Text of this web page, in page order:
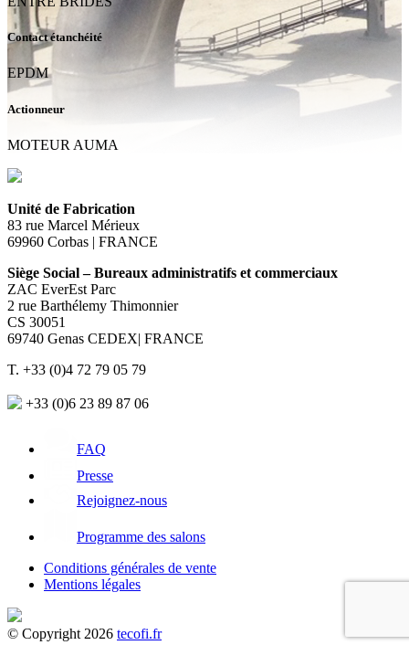
Contact étanchéité
EPDM
Actionneur
MOTEUR AUMA
Unité de Fabrication
83 rue Marcel Mérieux
69960 Corbas | FRANCE
Siège Social – Bureaux administratifs et commerciaux
ZAC EverEst Parc
2 rue Barthélemy Thimonnier
CS 30051
69740 Genas CEDEX| FRANCE
T. +33 (0)4 72 79 05 79
+33 (0)6 23 89 87 06
FAQ
Presse
Rejoignez-nous
Programme des salons
Conditions générales de vente
Mentions légales
© Copyright 2026 tecofi.fr